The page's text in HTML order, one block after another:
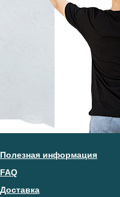
Полезная информация
FAQ
Доставка